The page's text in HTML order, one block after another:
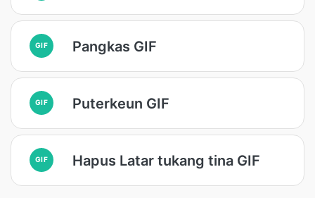
GIF Pangkas GIF
GIF Puterkeun GIF
GIF Hapus Latar tukang tina GIF